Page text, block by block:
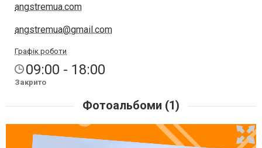
angstremua.com
angstremua@gmail.com
Графік роботи
09:00 - 18:00
Закрито
Фотоальбоми (1)